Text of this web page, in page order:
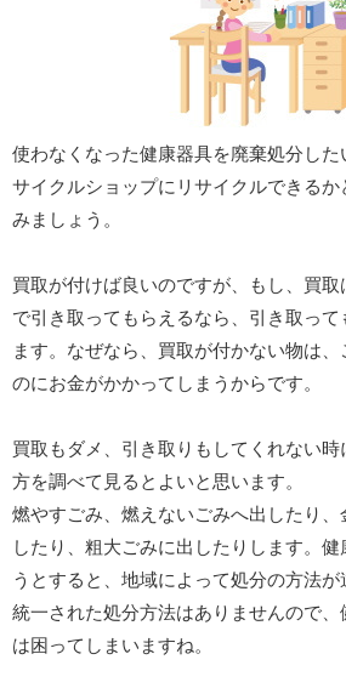
使わなくなった健康器具を廃棄処分した
サイクルショップにリサイクルできるか
みましょう。
買取が付けば良いのですが、もし、買
で引き取ってもらえるなら、引き取っ
ます。なぜなら、買取が付かない物は
のにお金がかかってしまうからです。
買取もダメ、引き取りもしてくれない
方を調べて見るとよいと思います。
燃やすごみ、燃えないごみへ出したり、
したり、粗大ごみに出したりします。
うとすると、地域によって処分の方法が
統一された処分方法はありませんので、
は困ってしまいますね。